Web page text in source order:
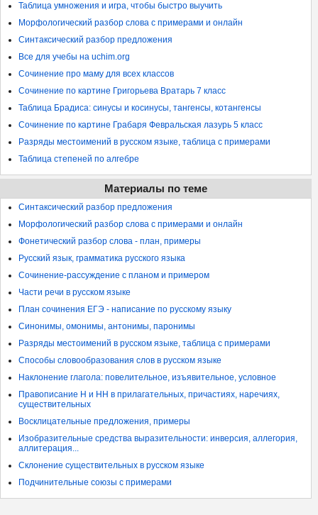
Таблица умножения и игра, чтобы быстро выучить
Морфологический разбор слова с примерами и онлайн
Синтаксический разбор предложения
Все для учебы на uchim.org
Сочинение про маму для всех классов
Сочинение по картине Григорьева Вратарь 7 класс
Таблица Брадиса: синусы и косинусы, тангенсы, котангенсы
Сочинение по картине Грабаря Февральская лазурь 5 класс
Разряды местоимений в русском языке, таблица с примерами
Таблица степеней по алгебре
Материалы по теме
Синтаксический разбор предложения
Морфологический разбор слова с примерами и онлайн
Фонетический разбор слова - план, примеры
Русский язык, грамматика русского языка
Сочинение-рассуждение с планом и примером
Части речи в русском языке
План сочинения ЕГЭ - написание по русскому языку
Синонимы, омонимы, антонимы, паронимы
Разряды местоимений в русском языке, таблица с примерами
Способы словообразования слов в русском языке
Наклонение глагола: повелительное, изъявительное, условное
Правописание Н и НН в прилагательных, причастиях, наречиях,
существительных
Восклицательные предложения, примеры
Изобразительные средства выразительности: инверсия, аллегория,
аллитерация...
Склонение существительных в русском языке
Подчинительные союзы с примерами